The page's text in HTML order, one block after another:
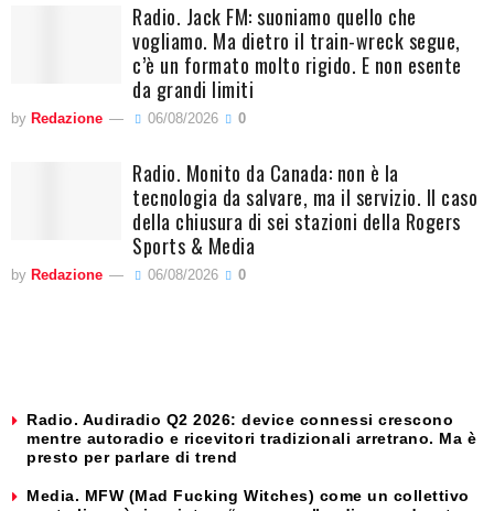
Radio. Jack FM: suoniamo quello che
vogliamo. Ma dietro il train-wreck segue,
c’è un formato molto rigido. E non esente
da grandi limiti
by Redazione 06/08/2026 0
Radio. Monito da Canada: non è la
tecnologia da salvare, ma il servizio. Il caso
della chiusura di sei stazioni della Rogers
Sports & Media
by Redazione 06/08/2026 0
Radio. Audiradio Q2 2026: device connessi crescono
mentre autoradio e ricevitori tradizionali arretrano. Ma è
presto per parlare di trend
Media. MFW (Mad Fucking Witches) come un collettivo